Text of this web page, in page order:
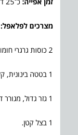
מצרכים לפלאפל:
2 כוסות גרגרי חומוס יבשים, מושרים במים למשך לילה ומסוננים היטב.
1 בטטה בינונית, קלופה ומגוררת דק.
1 גזר גדול, מגורר דק.
1 בצל קטן.